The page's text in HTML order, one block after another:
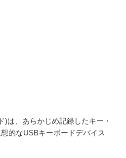
)は、あらかじめ記録したキー・
的なUSBキーボードデバイス